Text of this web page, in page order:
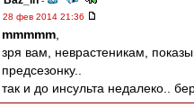
28 фев 2014 21:36
mmmmm
зря вам, неврастеникам,
предсезонку..
так и до инсульта недалеко..